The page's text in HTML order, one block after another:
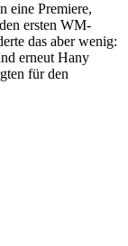
eine Premiere,
ersten WM-
das aber wenig:
erneut Hany
für den